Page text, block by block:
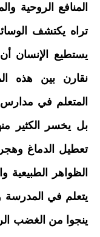
المنافع الروحية
تراه يكتشف
يستطيع الإنسان
نقارن بين هذه
المتعلم في
بل يخسر الكثير
تعطيل الدماغ
الظواهر الطبيعية
يتعلم في المدرسة
ينجوا من الغضب